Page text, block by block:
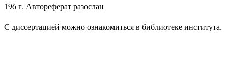
196 г. Автореферат разослан
С диссертацией можно ознакомиться в библиотеке института.